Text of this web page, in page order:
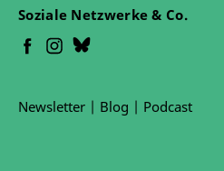
Soziale Netzwerke & Co.
Newsletter | Blog | Podcast